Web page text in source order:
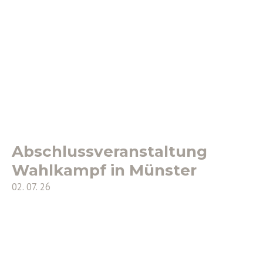
Abschlussveranstaltung
Wahlkampf in Münster
02. 07. 26